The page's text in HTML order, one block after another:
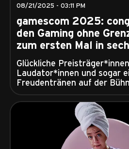
08/21/2025 - 03:11 PM
gamescom 2025:
den Gaming ohne
zum ersten Mal in
Glückliche
Laudator*innen und sogar
Freudentränen auf der